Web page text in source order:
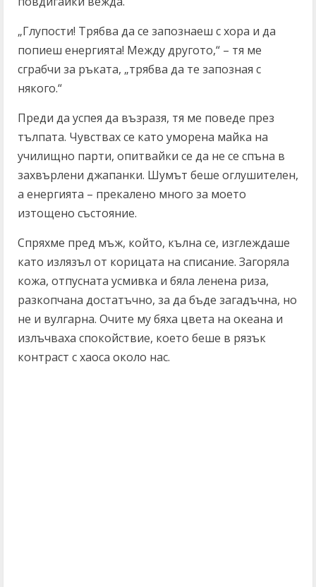
„Глупости! Трябва да се запознаеш с хора и да
попиеш енергията! Между другото,“ – тя ме
сграбчи за ръката, „трябва да те запозная с
някого.“
Преди да успея да възразя, тя ме поведе през
тълпата. Чувствах се като уморена майка на
училищно парти, опитвайки се да не се спъна в
захвърлени джапанки. Шумът беше оглушителен,
а енергията – прекалено много за моето
изтощено състояние.
Спряхме пред мъж, който, кълна се, изглеждаше
като излязъл от корицата на списание. Загоряла
кожа, отпусната усмивка и бяла ленена риза,
разкопчана достатъчно, за да бъде загадъчна, но
не и вулгарна. Очите му бяха цвета на океана и
излъчваха спокойствие, което беше в рязък
контраст с хаоса около нас.